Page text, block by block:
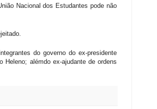
Nacional dos Estudantes pode não
do governo do ex-presidente
Heleno; alémdo ex-ajudante de ordens